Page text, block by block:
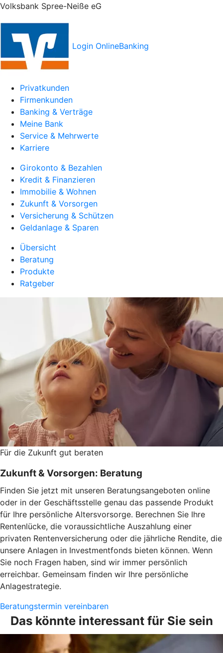
Volksbank Spree-Neiße eG
Login OnlineBanking
Privatkunden
Firmenkunden
Banking & Verträge
Meine Bank
Service & Mehrwerte
Karriere
Girokonto & Bezahlen
Kredit & Finanzieren
Immobilie & Wohnen
Zukunft & Vorsorgen
Versicherung & Schützen
Geldanlage & Sparen
Übersicht
Beratung
Produkte
Ratgeber
Für die Zukunft gut beraten
Zukunft & Vorsorgen: Beratung
Finden Sie jetzt mit unseren Beratungsangeboten online
oder in der Geschäftsstelle genau das passende Produkt
für Ihre persönliche Altersvorsorge. Berechnen Sie Ihre
Rentenlücke, die voraussichtliche Auszahlung einer
privaten Rentenversicherung oder die jährliche Rendite, die
unsere Anlagen in Investmentfonds bieten können. Wenn
Sie noch Fragen haben, sind wir immer persönlich
erreichbar. Gemeinsam finden wir Ihre persönliche
Anlagestrategie.
Beratungstermin vereinbaren
Das könnte interessant für Sie sein